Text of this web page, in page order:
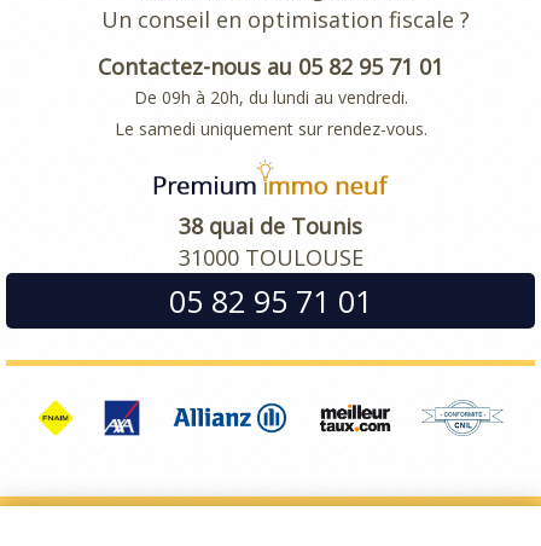
Un conseil en optimisation fiscale ?
Contactez-nous au 05 82 95 71 01
De 09h à 20h, du lundi au vendredi.
Le samedi uniquement sur rendez-vous.
38 quai de Tounis
31000 TOULOUSE
05 82 95 71 01